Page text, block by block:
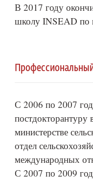
В 2017 году
школу INSEAD по
С 2006 по 2007
постдокторантуру
министерстве
отдел
международных
С 2007 по 2009